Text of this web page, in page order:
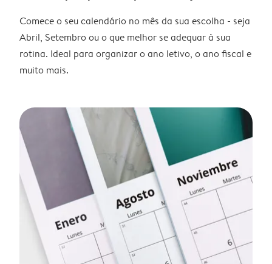
Comece o seu calendário no mês da sua escolha - seja
Abril, Setembro ou o que melhor se adequar à sua
rotina. Ideal para organizar o ano letivo, o ano fiscal e
muito mais.